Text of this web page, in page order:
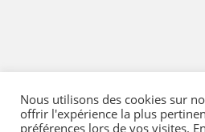
Nous utilisons des cookies sur
offrir l'expérience la plus
préférences lors de vos visites.